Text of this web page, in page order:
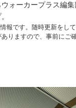
ォーカープラス編
報です。随時更新をし
りますので、事前にご